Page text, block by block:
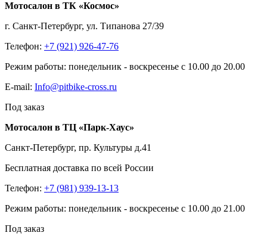
Мотосалон в ТК «Космос»
г. Санкт-Петербург, ул. Типанова 27/39
Телефон: +7 (921) 926-47-76
Режим работы: понедельник - воскресенье с 10.00 до 20.00
E-mail: Info@pitbike-cross.ru
Под заказ
Мотосалон в ТЦ «Парк-Хаус»
Санкт-Петербург, пр. Культуры д.41
Бесплатная доставка по всей России
Телефон: +7 (981) 939-13-13
Режим работы: понедельник - воскресенье с 10.00 до 21.00
Под заказ